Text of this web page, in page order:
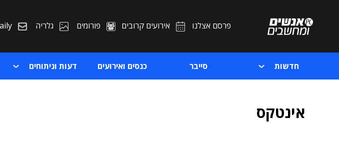
פרסם אצלנו אירועים קרובים פורומים גלריה
חדשות סייבר כנסים ואירועים דעות וניתוחים
אינטקס